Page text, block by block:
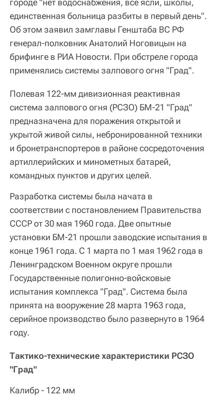
городе "нет водоснабжения, все ясли, школы,
единственная больница разбиты в первый день".
Об этом заявил замглавы Генштаба ВС РФ
генерал-полковник Анатолий Ноговицын на
брифинге в РИА Новости. При обстреле города
применялись системы залпового огня "Град".
Полевая 122-мм дивизионная реактивная
система залпового огня (РСЗО) БМ-21 "Град"
предназначена для поражения открытой и
укрытой живой силы, небронированной техники
и бронетранспортеров в районе сосредоточения
артиллерийских и минометных батарей,
командных пунктов и других целей.
Разработка системы была начата в
соответствии с постановлением Правительства
СССР от 30 мая 1960 года. Две опытные
установки БМ-21 прошли заводские испытания в
конце 1961 года. С 1 марта по 1 мая 1962 года в
Ленинградском Военном округе прошли
Государственные полигонно-войсковые
испытания комплекса "Град". Система была
принята на вооружение 28 марта 1963 года,
серийное производство было развернуто в 1964
году.
Тактико-технические характеристики РСЗО
"Град"
Калибр - 122 мм